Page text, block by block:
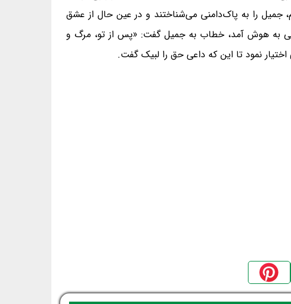
جمیل را به پاک‌دامنی می‌شناختند و در عین حال از عشق
به هوش آمد، خطاب به جمیل گفت: «پس از تو، مرگ و
نمود تا این که داعی حق را لبیک گفت.